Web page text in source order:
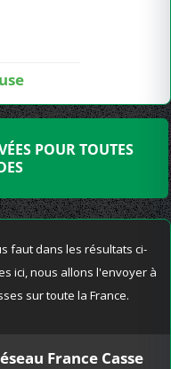
POUR TOUTES
faut dans les résultats ci-
ici, nous allons l'envoyer à
sur toute la France.
France Casse